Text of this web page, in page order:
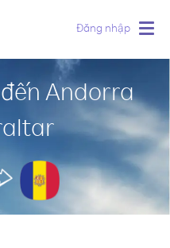
Đăng nhập
Andorra